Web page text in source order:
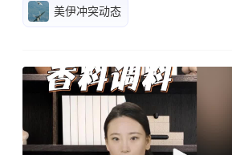
美伊冲突动态